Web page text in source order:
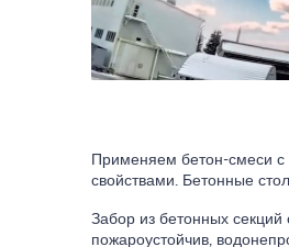
Применяем бетон-смеси
свойствами. Бетонные
Забор из бетонных секций
пожароустойчив,